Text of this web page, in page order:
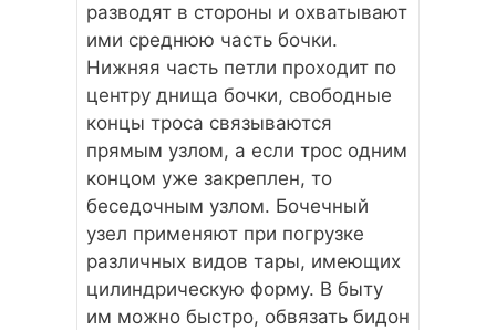
разводят в стороны и охватывают
ими среднюю часть бочки.
Нижняя часть петли проходит по
центру днища бочки, свободные
концы троса связываются
прямым узлом, а если трос одним
концом уже закреплен, то
беседочным узлом. Бочечный
узел применяют при погрузке
различных видов тары, имеющих
цилиндрическую форму. В быту
им можно быстро, обвязать бидон